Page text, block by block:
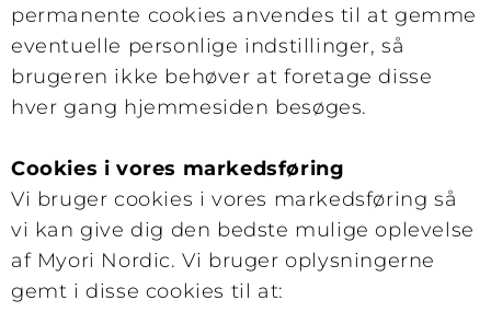
permanente cookies anvendes til at gemme
eventuelle personlige indstillinger, så
brugeren ikke behøver at foretage disse
hver gang hjemmesiden besøges.
Cookies i vores markedsføring
Vi bruger cookies i vores markedsføring så
vi kan give dig den bedste mulige oplevelse
af Myori Nordic. Vi bruger oplysningerne
gemt i disse cookies til at: